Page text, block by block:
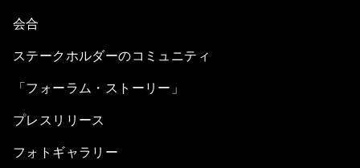
会合
ステークホルダーのコミュニティ
「フォーラム・ストーリー」
プレスリリース
フォトギャラリー